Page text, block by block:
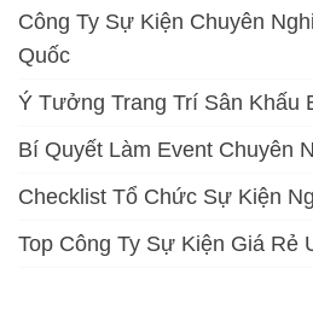
Công Ty Sự Kiện Chuyên
Quốc
Ý Tưởng Trang Trí Sân Khấu
Bí Quyết Làm Event Chuyên
Checklist Tổ Chức Sự Kiện
Top Công Ty Sự Kiện Giá Rẻ